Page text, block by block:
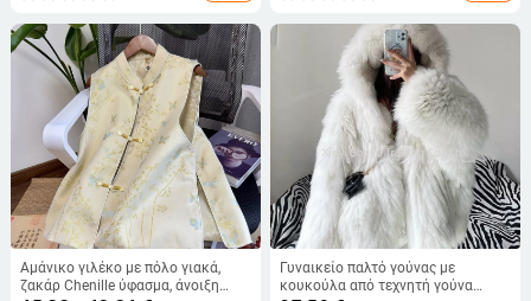
Αμάνικο γιλέκο με πόλο γιακά,
ζακάρ Chenille ύφασμα, άνοιξη
Γυναικείο παλτό γούνας με
κουκούλα από τεχνητή γούνα